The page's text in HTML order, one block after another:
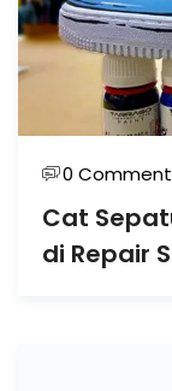
0
Cat
di Repair